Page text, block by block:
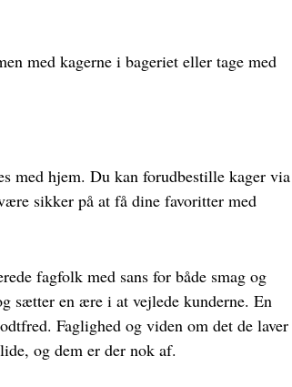
med kagerne i bageriet eller tage med
med hjem. Du kan forudbestille kager via
sikker på at få dine favoritter med
fagfolk med sans for både smag og
sætter en ære i at vejlede kunderne. En
Faglighed og viden om det de laver
og dem er der nok af.